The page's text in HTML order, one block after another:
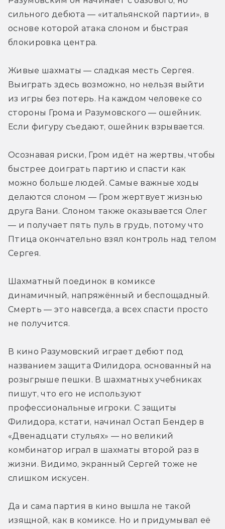
сильного дебюта — «итальянской партии», в
основе которой атака слоном и быстрая
блокировка центра.
Живые шахматы — сладкая месть Сергея.
Выиграть здесь возможно, но нельзя выйти
из игры без потерь. На каждом человеке со
стороны Грома и Разумовского — ошейник.
Если фигуру съедают, ошейник взрывается.
Осознавая риски, Гром идёт на жертвы, чтобы
быстрее доиграть партию и спасти как
можно больше людей. Самые важные ходы
делаются слоном — Гром жертвует жизнью
друга Вани. Слоном также оказывается Олег
— и получает пять пуль в грудь, потому что
Птица окончательно взял контроль над телом
Сергея.
Шахматный поединок в комиксе
динамичный, напряжённый и беспощадный.
Смерть — это навсегда, а всех спасти просто
не получится.
В кино Разумовский играет дебют под
названием защита Филидора, основанный на
розыгрыше пешки. В шахматных учебниках
пишут, что его не используют
профессиональные игроки. С защиты
Филидора, кстати, начинал Остап Бендер в
«Двенадцати стульях» — но великий
комбинатор играл в шахматы второй раз в
жизни. Видимо, экранный Сергей тоже не
слишком искусен.
Да и сама партия в кино вышла не такой
изящной, как в комиксе. Но и придумывал её